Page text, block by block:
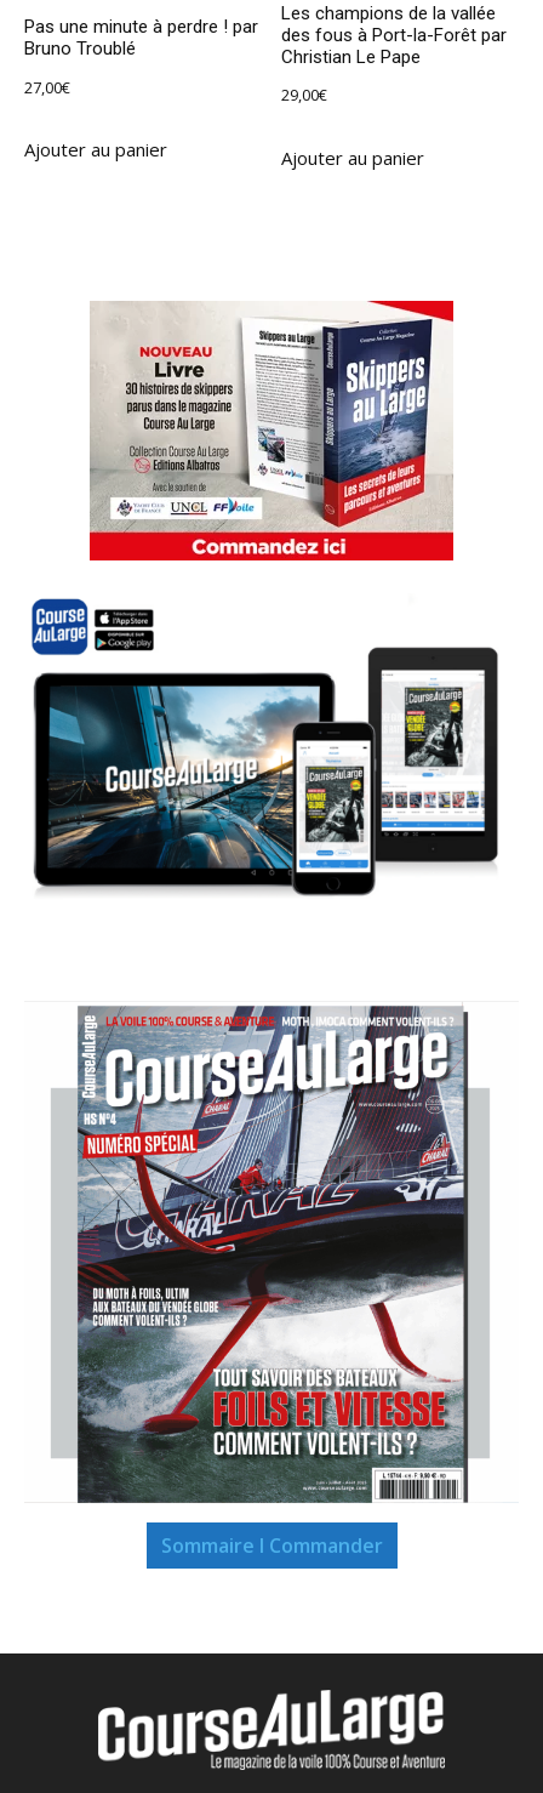
Pas une minute à perdre ! par
Bruno Troublé
27,00€
Ajouter au panier
Les champions de la vallée
des fous à Port-la-Forêt par
Christian Le Pape
29,00€
Ajouter au panier
Sommaire I Commander